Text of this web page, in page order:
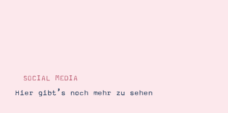
SOCIAL MEDIA
Hier gibt’s noch mehr zu sehen